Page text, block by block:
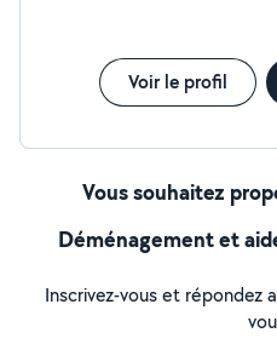
Voir le profil
Vous souhaitez
Déménagement et
Inscrivez-vous et répondez